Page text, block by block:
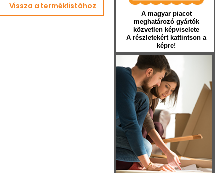
Vissza a terméklistához
A magyar piacot
meghatározó gyártók
közvetlen képviselete
A részletekért kattintson a
képre!